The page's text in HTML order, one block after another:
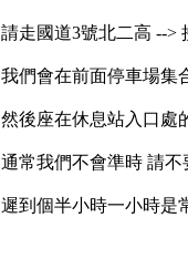
請走國道3號北二高 -->
我們會在前面停車場集
然後座在休息站入口處
通常我們不會準時 請不
遲到個半小時一小時是